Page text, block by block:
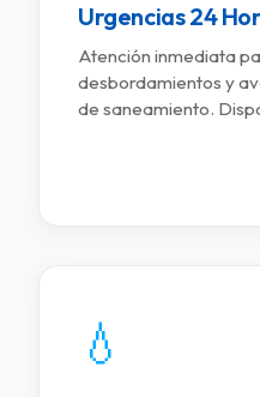
Urgencias 24
Atención inmediata
desbordamientos y
de saneamiento.
💧